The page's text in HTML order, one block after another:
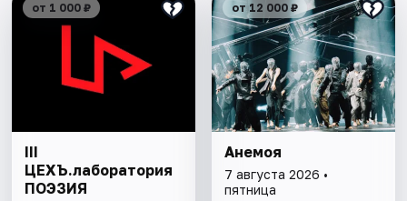
от 1 000 ₽
III
ЦЕХЪ.лаборатория
ПОЭЗИЯ
от 12 000 ₽
Анемоя
7 августа 2026 •
пятница